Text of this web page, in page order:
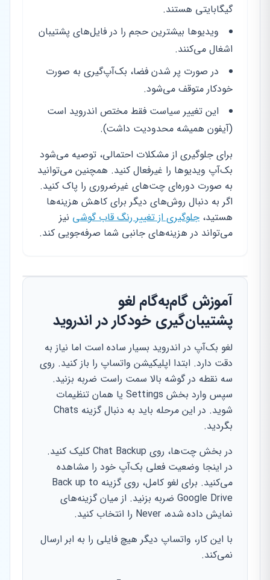
گیگابایتی هستند.
ویدیوها بیشترین حجم را در فایل‌های پشتیبان
اشغال می‌کنند.
در صورت پر شدن فضا، بک‌آپ‌گیری به صورت
خودکار متوقف می‌شود.
این تغییر سیاست فقط مختص اندروید است
(آیفون همیشه محدودیت داشت).
برای جلوگیری از مشکلات احتمالی، توصیه می‌شود
بک‌آپ ویدیوها را غیرفعال کنید. همچنین می‌توانید
به صورت دوره‌ای چت‌های غیرضروری را پاک کنید.
اگر به دنبال روش‌های دیگر برای کاهش هزینه‌ها
هستید، جلوگیری از تغییر رنگ قاب گوشی نیز
می‌تواند در هزینه‌های جانبی شما صرفه‌جویی کند.
آموزش گام‌به‌گام لغو
پشتیبان‌گیری خودکار در اندروید
لغو بک‌آپ در اندروید بسیار ساده است اما نیاز به
دقت دارد. ابتدا اپلیکیشن واتساپ را باز کنید. روی
سه نقطه در گوشه بالا سمت راست ضربه بزنید.
سپس وارد بخش Settings یا همان تنظیمات
شوید. در این مرحله باید به دنبال گزینه Chats
بگردید.
در بخش چت‌ها، روی Chat Backup کلیک کنید.
در اینجا وضعیت فعلی بک‌آپ خود را مشاهده
می‌کنید. برای لغو کامل، روی گزینه Back up to
Google Drive ضربه بزنید. از میان گزینه‌های
نمایش داده شده، Never را انتخاب کنید.
با این کار، واتساپ دیگر هیچ فایلی را به ابر ارسال
نمی‌کند.